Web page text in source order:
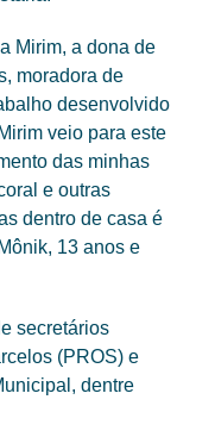
Mirim, a dona de
moradora de
desenvolvido
veio para este
das minhas
e outras
dentro de casa é
13 anos e
secretários
(PROS) e
dentre